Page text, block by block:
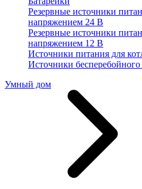
Резервные источники
напряжением 24 В
Резервные источники
напряжением 12 В
Источники питания для
Источники
Умный дом